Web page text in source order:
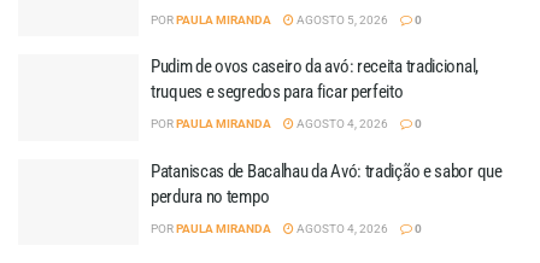
PORPAULA MIRANDA AGOSTO 5, 2026 0
Pudim de ovos caseiro da avó: receita tradicional,
truques e segredos para ficar perfeito
PORPAULA MIRANDA AGOSTO 4, 2026 0
Pataniscas de Bacalhau da Avó: tradição e sabor que
perdura no tempo
PORPAULA MIRANDA AGOSTO 4, 2026 0